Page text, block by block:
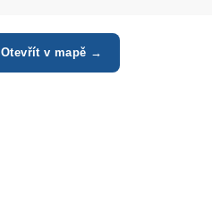
Otevřít v mapě →